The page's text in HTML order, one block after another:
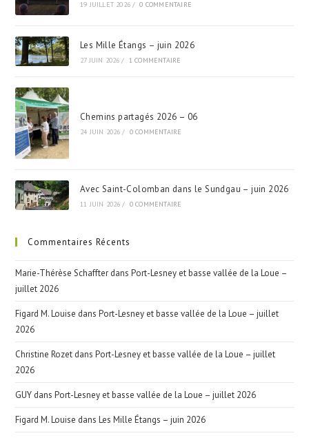
19 JUILLET 2026 / 0 COMMENTAIRE
Les Mille Étangs – juin 2026
27 JUIN 2026 / 1 COMMENTAIRE
Chemins partagés 2026 – 06
24 JUIN 2026 / 0 COMMENTAIRE
Avec Saint-Colomban dans le Sundgau – juin 2026
11 JUIN 2026 / 0 COMMENTAIRE
Commentaires Récents
Marie-Thérèse Schaffter dansPort-Lesney et basse vallée de la Loue –
juillet 2026
Figard M. Louise dansPort-Lesney et basse vallée de la Loue – juillet
2026
Christine Rozet dansPort-Lesney et basse vallée de la Loue – juillet
2026
GUY dansPort-Lesney et basse vallée de la Loue – juillet 2026
Figard M. Louise dansLes Mille Étangs – juin 2026